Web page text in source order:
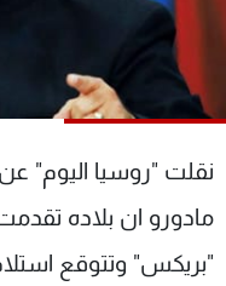
نقلت "روسيا اليوم"
مادورو ان بلاده
"بريكس" وتتوقع
البرامج
جدول البرامج
شاهد البرامج
عن MTV